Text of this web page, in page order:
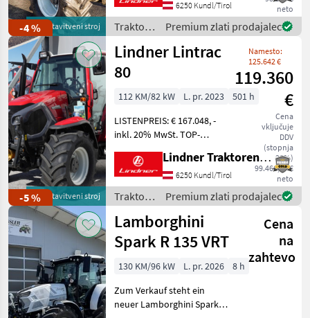
-4 %predstavitveni stroj
neto
Kipperleitungen + 1
Rücklauf (inkl.
Staubschutz), 7-polige
Steckdose vorne, Alpi
6250 Kundl/Tirol
Traktor /
Lindner
Premium zlati prodajalec
-5 %predstavitveni stroj
Lindner Lintrac
80
Namesto:
125.642 €
119.360
€
Cena
vključuje
DDV
(stopnja
20%)
99.466,67 €
neto
112 KM/82 kW L. pr. 2023
501 h
LISTENPREIS: € 167.048, -
inkl. 20% MwSt. TOP-
Steuergeräte,
Anhängerbremsventil,
elektronische
Fronhubwerksregelung mit
Geräteentlastung,
Frontladerk
Lindner Traktorenwerk GesmbH
6250 Kundl/Tirol
Traktor /
Lindner
Premium zlati prodajalec
Lamborghini
Spark R 135 VRT
Cena
na
zahtevo
130 KM/96 kW L. pr. 2026
8 h
Zum Verkauf steht ein
neuer Lamborghini Spark